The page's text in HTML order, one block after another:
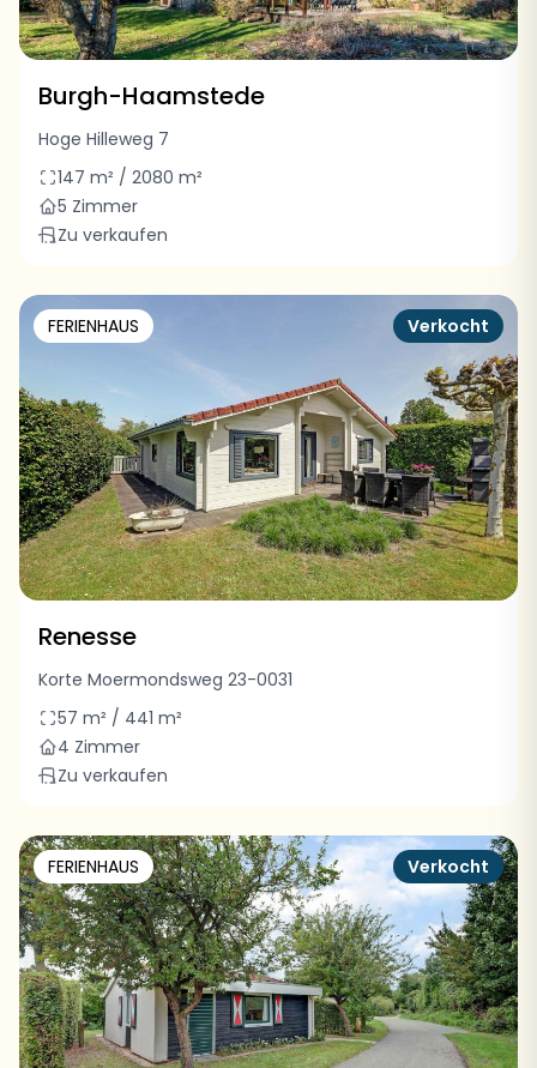
Burgh-Haamstede
Hoge Hilleweg 7
147 m² / 2080 m²
5 Zimmer
Zu verkaufen
FERIENHAUS Verkocht
Renesse
Korte Moermondsweg 23-0031
57 m² / 441 m²
4 Zimmer
Zu verkaufen
FERIENHAUS Verkocht